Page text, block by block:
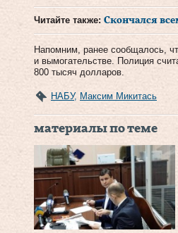
Читайте также: Скончался
Напомним, ранее сообщалось,
и вымогательстве. Полиция
800 тысяч долларов.
НАБУ, Максим Микитась
материалы по теме